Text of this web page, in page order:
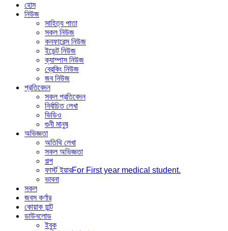
হোম
নিউজ
সাহিত্য পাতা
সকল নিউজ
কনফারেন্স নিউজ
ইভেন্ট নিউজ
ক্যাম্পাস নিউজ
ব্রেকিং নিউজ
জব নিউজ
প্রতিবেদন
সকল প্রতিবেদন
নির্বাচিত লেখা
ভিডিও
গুনী মানুষ
অভিজ্ঞতা
অতিথি লেখা
সকল অভিজ্ঞতা
গল্প
ফার্স্ট ইয়ারFor First year medical student.
ভাবনা
সকল
জবস কর্ণার
কোয়াক হান্ট
ডাউনলোড
ইবুক